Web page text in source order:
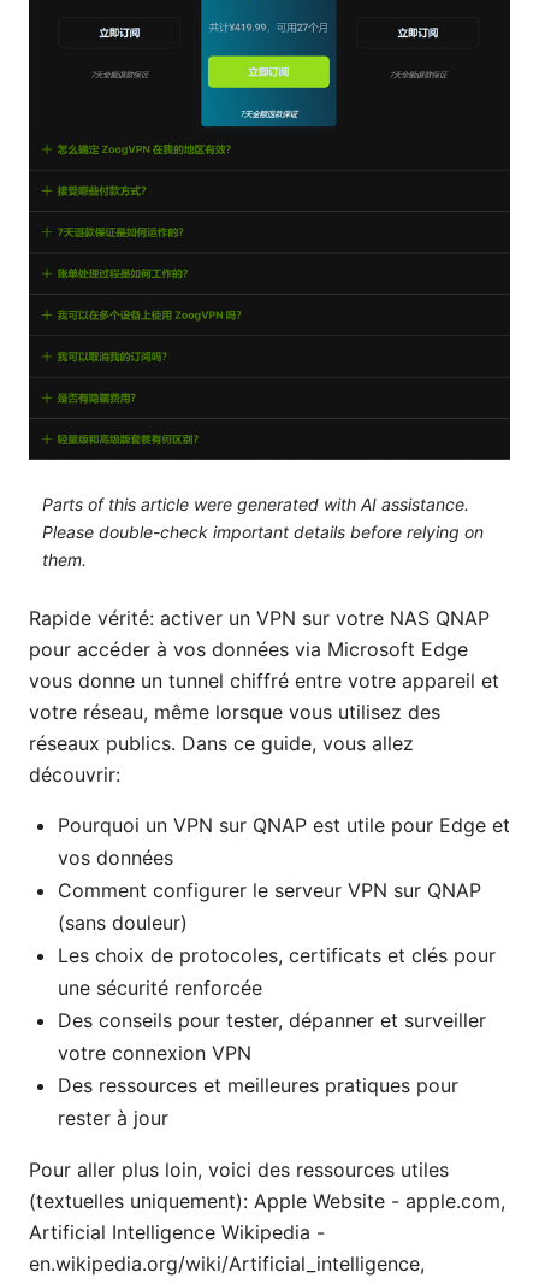
Parts of this article were generated with AI assistance.
Please double-check important details before relying on
them.
Rapide vérité: activer un VPN sur votre NAS QNAP
pour accéder à vos données via Microsoft Edge
vous donne un tunnel chiffré entre votre appareil et
votre réseau, même lorsque vous utilisez des
réseaux publics. Dans ce guide, vous allez
découvrir:
Pourquoi un VPN sur QNAP est utile pour Edge et
vos données
Comment configurer le serveur VPN sur QNAP
(sans douleur)
Les choix de protocoles, certificats et clés pour
une sécurité renforcée
Des conseils pour tester, dépanner et surveiller
votre connexion VPN
Des ressources et meilleures pratiques pour
rester à jour
Pour aller plus loin, voici des ressources utiles
(textuelles uniquement): Apple Website - apple.com,
Artificial Intelligence Wikipedia -
en.wikipedia.org/wiki/Artificial_intelligence,